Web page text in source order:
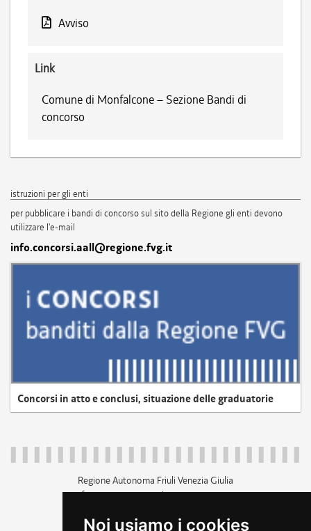
Noi usiamo i cookies
Avviso
Link
Comune di Monfalcone – Sezione Bandi di
concorso
istruzioni per gli enti
per pubblicare i bandi di concorso sul sito della Regione gli enti devono
utilizzare l'e-mail
info.concorsi.aall@regione.fvg.it
Concorsi in atto e conclusi, situazione delle graduatorie
Regione Autonoma Friuli Venezia Giulia
c.f. 80014930327; p.iva 00526040324
+39 040 3771111